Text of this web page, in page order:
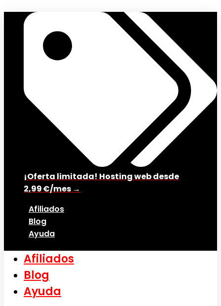
¡Oferta limitada! Hosting web desde
2,99 €/mes →
Afiliados
Blog
Ayuda
Afiliados
Blog
Ayuda